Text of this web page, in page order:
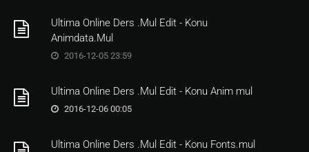
Ultima Online Ders .Mul Edit - Konu
Animdata.Mul
2016-12-05 23:59
Ultima Online Ders .Mul Edit - Konu Anim mul
2016-12-06 00:05
Ultima Online Ders .Mul Edit - Konu Fonts.mul